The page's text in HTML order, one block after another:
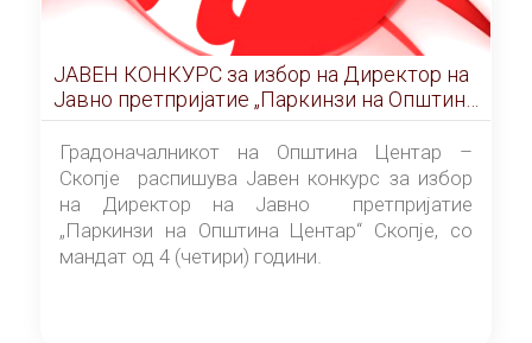
ЈАВЕН КОНКУРС за избор на Директор на
Јавно претпријатие „Паркинзи на Општина
Центар“ – Скопје
Градоначалникот на Општина Центар –
Скопје распишува Јавен конкурс за избор
на Директор на Јавно претпријатие
„Паркинзи на Општина Центар“ Скопје, со
мандат од 4 (четири) години.